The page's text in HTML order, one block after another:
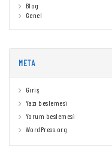
Blog
Genel
META
Giriş
Yazı beslemesi
Yorum beslemesi
WordPress.org